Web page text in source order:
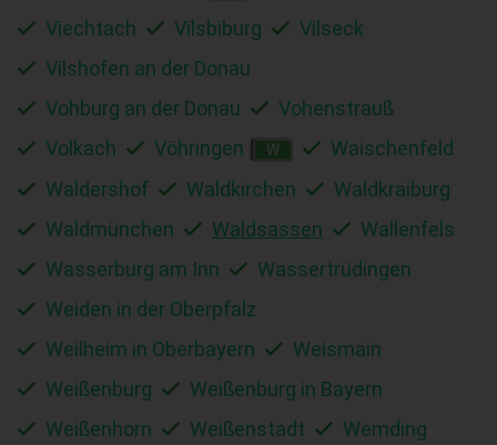
Viechtach
Vilsbiburg
Vilseck
Vilshofen an der Donau
Vohburg an der Donau
Vohenstrauß
Volkach
Vöhringen W
Waischenfeld
Waldershof
Waldkirchen
Waldkraiburg
Waldmünchen
Waldsassen
Wallenfels
Wasserburg am Inn
Wassertrüdingen
Weiden in der Oberpfalz
Weilheim in Oberbayern
Weismain
Weißenburg
Weißenburg in Bayern
Weißenhorn
Weißenstadt Wemding